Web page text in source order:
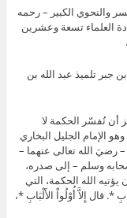
والنحوي الكبير – رحمه
العلماء تسعة وعشرين
جبر تلميذ عبد الله بن
أن تُفسّر الحكمة لا
الإمام الجليل البخاري
الله تعالى عنهما –
وسلم – إلى صدره،
الله الحكمة، التي
*. قال إِلاَّ أُوْلُواْ الأَلْبَابِ *،